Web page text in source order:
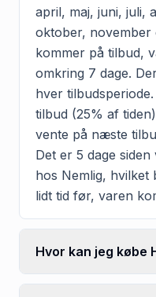
april, maj, juni, juli,
oktober, november
kommer på tilbud,
omkring 7 dage.
hver
tilbud (25% af
vente på næste
Det er 5 dage
hos Nemlig, hvilket
lidt tid før, varen
Hvor kan jeg købe